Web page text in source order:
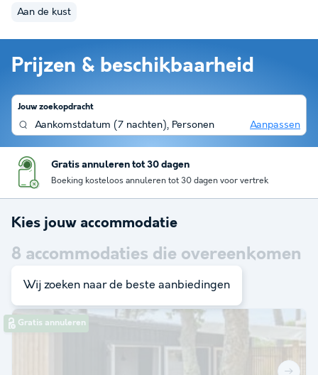
Aan de kust
Prijzen & beschikbaarheid
Jouw zoekopdracht
Aankomstdatum (7 nachten), Personen Aanpassen
Gratis annuleren tot 30 dagen
Boeking kosteloos annuleren tot 30 dagen voor vertrek
Kies jouw accommodatie
8 accommodaties die overeenkomen
met je zoekopdracht
Gratis annuleren
Wij zoeken naar de beste aanbiedingen